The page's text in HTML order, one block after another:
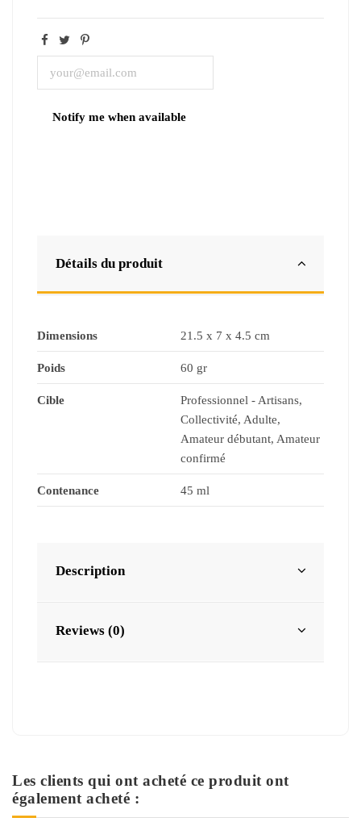
Détails du produit
Dimensions 21.5 x 7 x 4.5 cm
Poids 60 gr
Cible
Professionnel - Artisans,
Collectivité, Adulte,
Amateur débutant, Amateur
confirmé
Contenance 45 ml
Description
Reviews (0)
Les clients qui ont acheté ce produit ont
également acheté :